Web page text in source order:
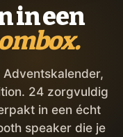
in een
Adventskalender,
24 zorgvuldig
in een écht
speaker die je